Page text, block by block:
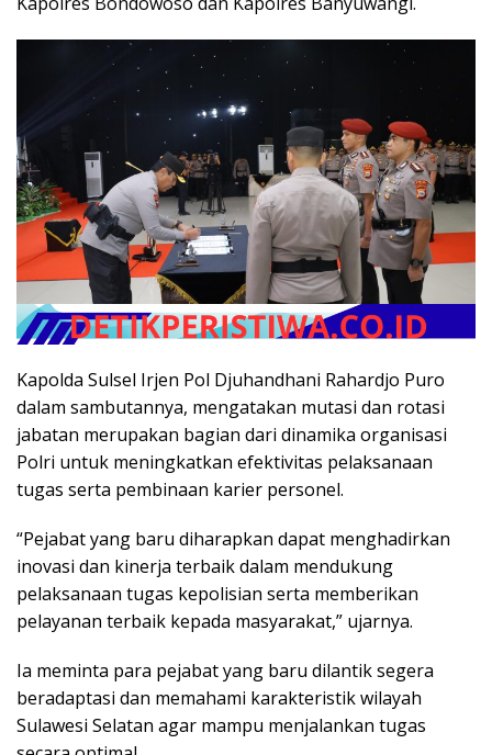
Kapolda Sulsel Irjen Pol Djuhandhani Rahardjo Puro
dalam sambutannya, mengatakan mutasi dan rotasi
jabatan merupakan bagian dari dinamika organisasi
Polri untuk meningkatkan efektivitas pelaksanaan
tugas serta pembinaan karier personel.
“Pejabat yang baru diharapkan dapat menghadirkan
inovasi dan kinerja terbaik dalam mendukung
pelaksanaan tugas kepolisian serta memberikan
pelayanan terbaik kepada masyarakat,” ujarnya.
Ia meminta para pejabat yang baru dilantik segera
beradaptasi dan memahami karakteristik wilayah
Sulawesi Selatan agar mampu menjalankan tugas